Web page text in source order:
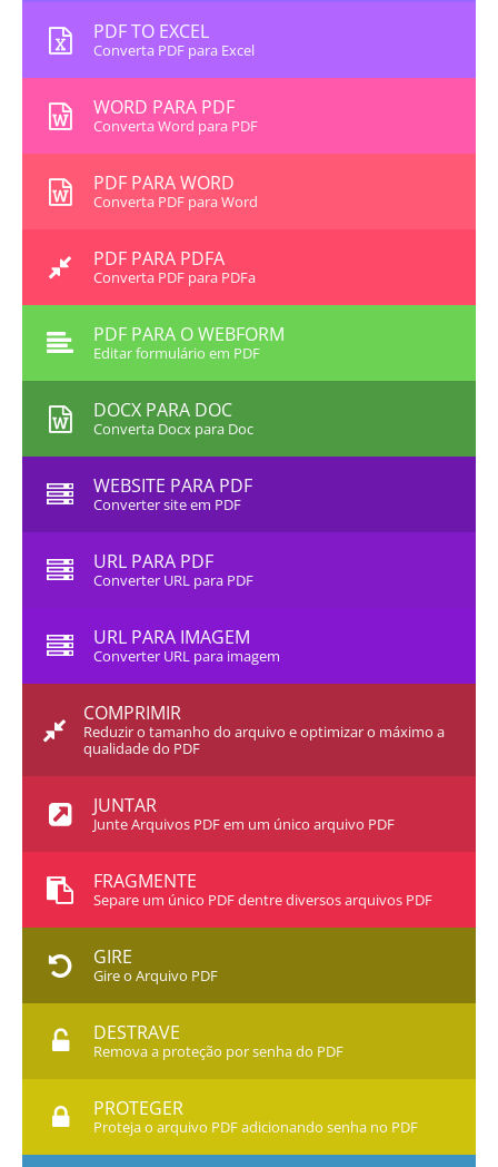
PDF TO EXCEL
Converta PDF para Excel
WORD PARA PDF
Converta Word para PDF
PDF PARA WORD
Converta PDF para Word
PDF PARA PDFA
Converta PDF para PDFa
PDF PARA O WEBFORM
Editar formulário em PDF
DOCX PARA DOC
Converta Docx para Doc
WEBSITE PARA PDF
Converter site em PDF
URL PARA PDF
Converter URL para PDF
URL PARA IMAGEM
Converter URL para imagem
COMPRIMIR
Reduzir o tamanho do arquivo e optimizar o máximo a
qualidade do PDF
JUNTAR
Junte Arquivos PDF em um único arquivo PDF
FRAGMENTE
Separe um único PDF dentre diversos arquivos PDF
GIRE
Gire o Arquivo PDF
DESTRAVE
Remova a proteção por senha do PDF
PROTEGER
Proteja o arquivo PDF adicionando senha no PDF